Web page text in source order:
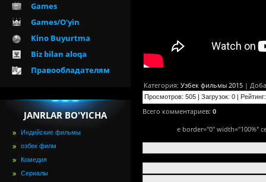
Games
Games/O'yin
Kino Buyurtma
Biz bilan aloqa
Правообладателям
JANRLAR BO'YICHA
Индийские фильмы
озбек филм
Комедия
Сериалы
Категория: Узбек фильмы 2015 |
Просмотров: 505 | Загрузок: 0 | Рейтинг:
Всего комментариев: 0
e border="0" width="100%"